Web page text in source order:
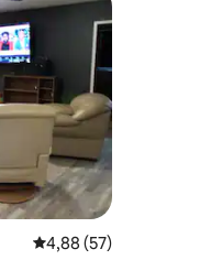
recensies
Gemiddelde
4,88 (57)